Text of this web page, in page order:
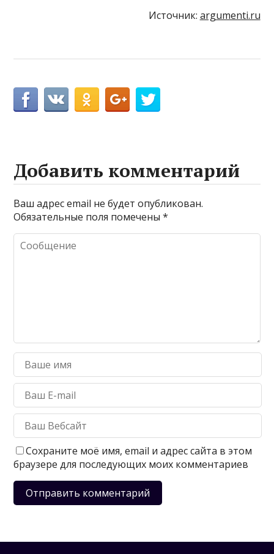
Источник: argumenti.ru
Добавить комментарий
Ваш адрес email не будет опубликован.
Обязательные поля помечены*
Сохраните моё имя, email и адрес сайта в этом
браузере для последующих моих комментариев